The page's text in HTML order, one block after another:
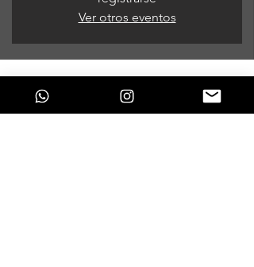
Ver otros eventos
Horario y ubicación
23 de jul de 2022, 9:00 p. m. – 24 de jul de